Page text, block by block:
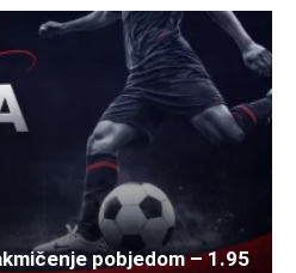
pobjedom – 1.95